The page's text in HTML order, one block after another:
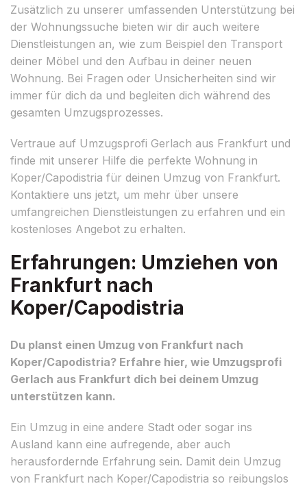
Zusätzlich zu unserer umfassenden Unterstützung bei
der Wohnungssuche bieten wir dir auch weitere
Dienstleistungen an, wie zum Beispiel den Transport
deiner Möbel und den Aufbau in deiner neuen
Wohnung. Bei Fragen oder Unsicherheiten sind wir
immer für dich da und begleiten dich während des
gesamten Umzugsprozesses.
Vertraue auf Umzugsprofi Gerlach aus Frankfurt und
finde mit unserer Hilfe die perfekte Wohnung in
Koper/Capodistria für deinen Umzug von Frankfurt.
Kontaktiere uns jetzt, um mehr über unsere
umfangreichen Dienstleistungen zu erfahren und ein
kostenloses Angebot zu erhalten.
Erfahrungen: Umziehen von
Frankfurt nach
Koper/Capodistria
Du planst einen Umzug von Frankfurt nach
Koper/Capodistria? Erfahre hier, wie Umzugsprofi
Gerlach aus Frankfurt dich bei deinem Umzug
unterstützen kann.
Ein Umzug in eine andere Stadt oder sogar ins
Ausland kann eine aufregende, aber auch
herausfordernde Erfahrung sein. Damit dein Umzug
von Frankfurt nach Koper/Capodistria so reibungslos